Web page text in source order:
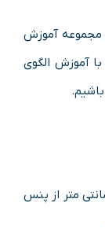
مجموعه آموزش
آموزش الگوی
برش عصایی بر روی الگو ابتدا ۲ سانتی متر از پنس